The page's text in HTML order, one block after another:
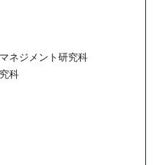
ネジメント研究科
科